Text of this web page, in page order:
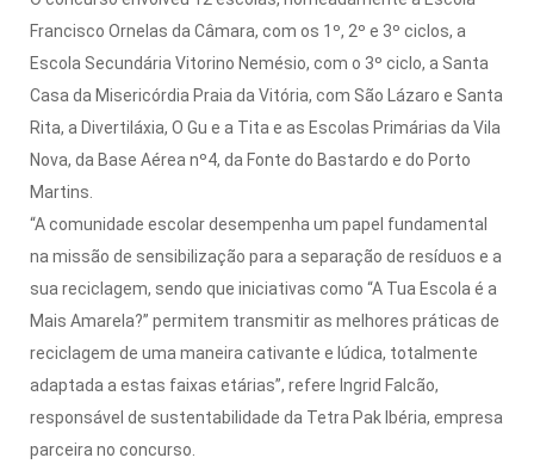
Francisco Ornelas da Câmara, com os 1º, 2º e 3º ciclos, a
Escola Secundária Vitorino Nemésio, com o 3º ciclo, a Santa
Casa da Misericórdia Praia da Vitória, com São Lázaro e Santa
Rita, a Divertiláxia, O Gu e a Tita e as Escolas Primárias da Vila
Nova, da Base Aérea nº4, da Fonte do Bastardo e do Porto
Martins.
“A comunidade escolar desempenha um papel fundamental
na missão de sensibilização para a separação de resíduos e a
sua reciclagem, sendo que iniciativas como “A Tua Escola é a
Mais Amarela?” permitem transmitir as melhores práticas de
reciclagem de uma maneira cativante e lúdica, totalmente
adaptada a estas faixas etárias”, refere Ingrid Falcão,
responsável de sustentabilidade da Tetra Pak Ibéria, empresa
parceira no concurso.